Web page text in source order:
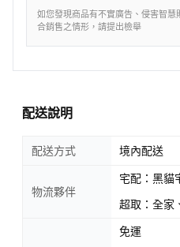
如您發現商品有不實廣告、侵害智慧
合銷售之情形，請提出檢舉
配送說明
配送方式 境內配送
物流夥伴
宅配：黑貓
超取：全家
免運